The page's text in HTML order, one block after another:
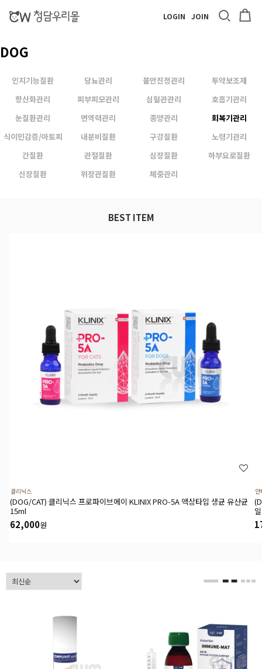
LOGIN JOIN
DOG
인지기능질환 당뇨관리 불안진정관리
투약보조제
항산화관리
피부피모관리 심혈관관리
호흡기관리
눈질환관리
면역력관리 종양관리
회복기관리
식이민감증/아토피
내분비질환 구강질환
노령기관리
간질환
관절질환 심장질환
하부요로질환
신장질환
위장관질환 체중관리
BEST ITEM
클리닉스
(DOG/CAT) 클리닉스 프로파이브에이 KLINIX PRO-5A 액상타입 생균 유산균
15ml
62,000원
안
일